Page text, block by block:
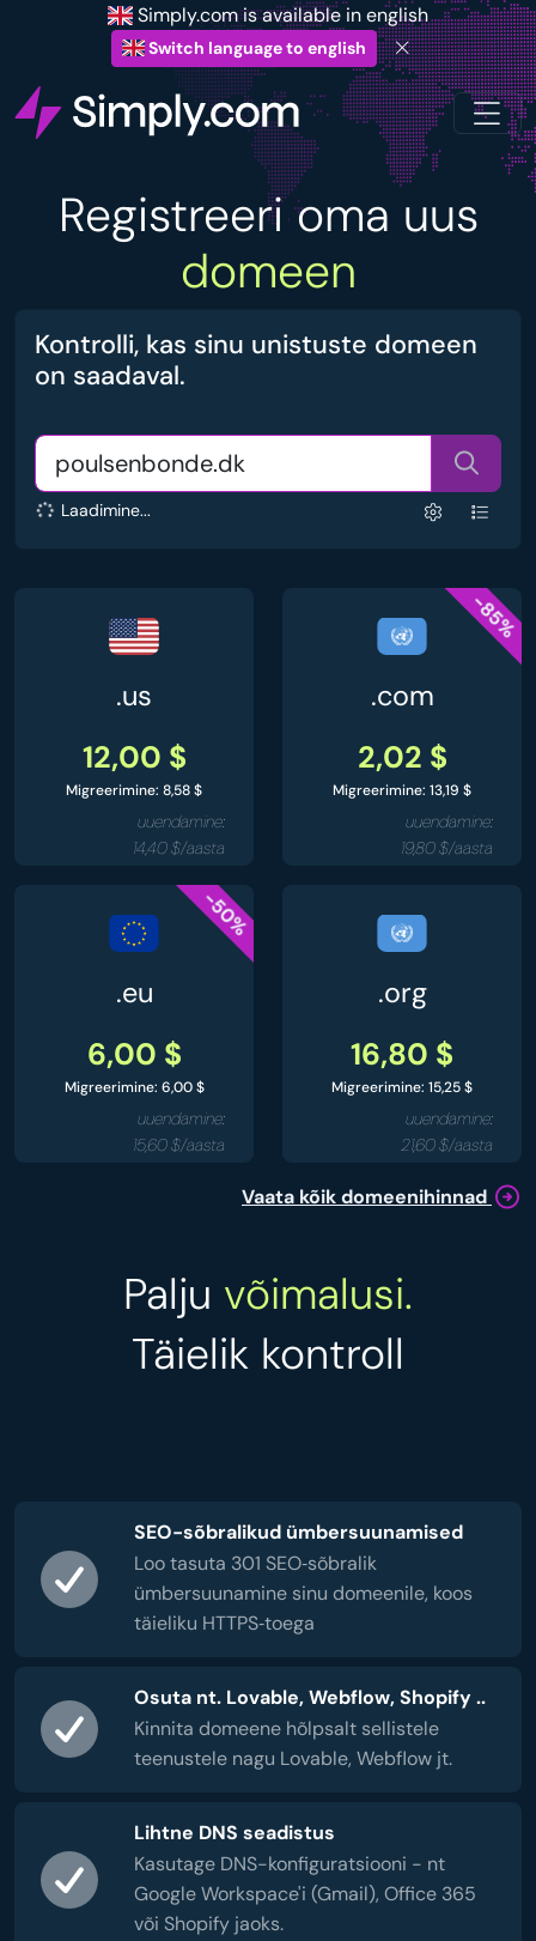
Simply.com is available in english
Switch language to english
Registreeri oma uus
domeen
Kontrolli, kas sinu unistuste domeen
on saadaval.
Laadimine...
.us
12,00 $
Migreerimine: 8,58 $
uuendamine:
14,40 $/aasta
-85%
.com
2,02 $
Migreerimine: 13,19 $
uuendamine:
19,80 $/aasta
-50%
.eu
6,00 $
Migreerimine: 6,00 $
uuendamine:
15,60 $/aasta
.org
16,80 $
Migreerimine: 15,25 $
uuendamine:
21,60 $/aasta
Vaata kõik domeenihinnad
Palju võimalusi.
Täielik kontroll
SEO-sõbralikud ümbersuunamised
Loo tasuta 301 SEO‑sõbralik
ümbersuunamine sinu domeenile, koos
täieliku HTTPS‑toega
Osuta nt. Lovable, Webflow, Shopify ..
Kinnita domeene hõlpsalt sellistele
teenustele nagu Lovable, Webflow jt.
Lihtne DNS seadistus
Kasutage DNS-konfiguratsiooni - nt
Google Workspace'i (Gmail), Office 365
või Shopify jaoks.